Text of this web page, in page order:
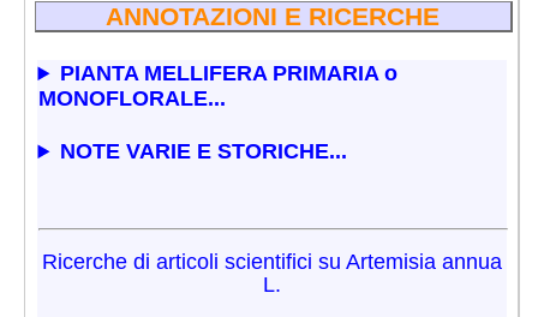
ANNOTAZIONI E RICERCHE
PIANTA MELLIFERA PRIMARIA o
MONOFLORALE...
NOTE VARIE E STORICHE...
Ricerche di articoli scientifici su Artemisia annua
L.